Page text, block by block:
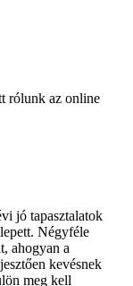
rólunk az online
jó tapasztalatok
Négyféle
ahogyan a
kevésnek
meg kell